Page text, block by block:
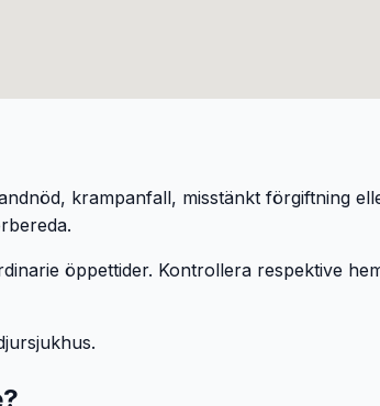
krampanfall, misstänkt förgiftning
öppettider. Kontrollera respektive
?